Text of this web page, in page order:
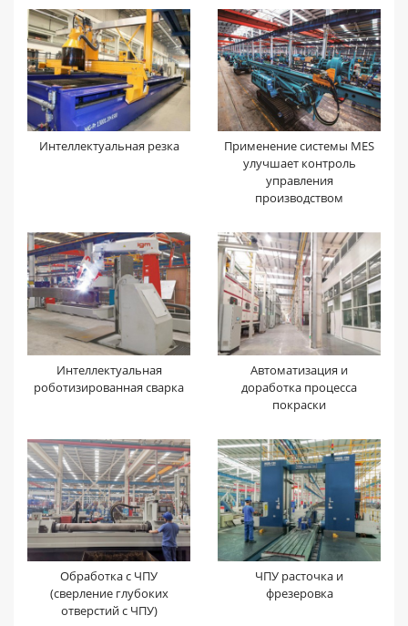
Интеллектуальная резка
Применение системы MES
улучшает контроль
управления
производством
Интеллектуальная
роботизированная сварка
Автоматизация и
доработка процесса
покраски
Обработка с ЧПУ
(сверление глубоких
отверстий с ЧПУ)
ЧПУ расточка и
фрезеровка